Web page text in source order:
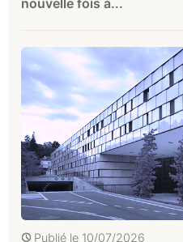
nouvelle fois à...
Publié le 10/07/2026